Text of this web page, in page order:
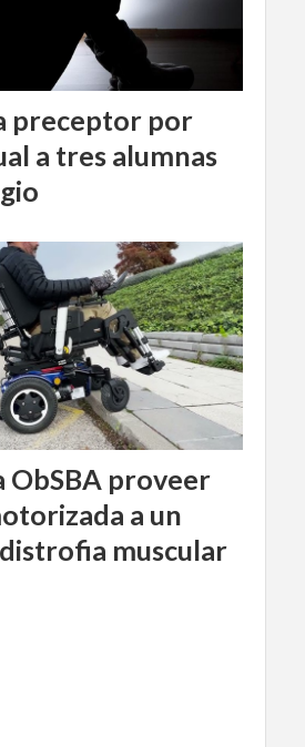
preceptor por
a tres alumnas
ObSBA proveer
a un
muscular